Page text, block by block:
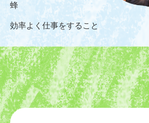
蜂
効率よく仕事をすること